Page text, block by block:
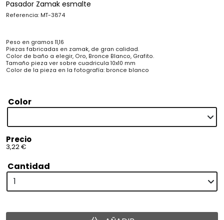
Pasador Zamak esmalte
Referencia: MT-3874
Peso en gramos 11,16
Piezas fabricadas en zamak, de gran calidad.
Color de baño a elegir, Oro, Bronce Blanco, Grafito.
Tamaño pieza ver sobre cuadricula 10x10 mm
Color de la pieza en la fotografía: bronce blanco
Color
Precio
3,22 €
Cantidad